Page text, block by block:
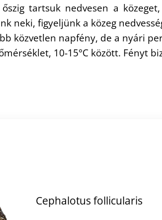
őszig tartsuk nedvesen a
neki, figyeljünk a közeg
közvetlen napfény, de a nyári
10-15°C között. Fényt
Cephalotus follicularis